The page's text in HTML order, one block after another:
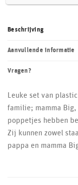
Beschrijving
Aanvullende informatie
Vragen?
Leuke set van
familie; mamma
poppetjes hebben
Zij kunnen zowel
pappa en mamma